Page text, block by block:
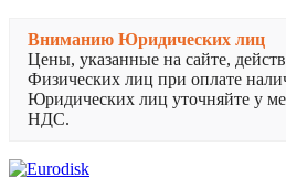
Вниманию Юридических лиц
Цены, указанные на сайте,
Физических лиц при оплате
Юридических лиц уточняйте у
НДС.